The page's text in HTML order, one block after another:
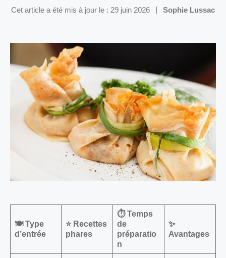
Cet article a été mis à jour le : 29 juin 2026 Sophie Lussac
🍽️ Type
d’entrée
⭐ Recettes
phares
⏱️ Temps
de
préparatio
n
✨
Avantages